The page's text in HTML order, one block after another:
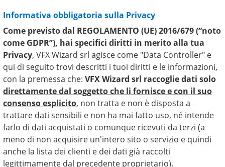
Informativa obbligatoria sulla Privacy
Come previsto dal REGOLAMENTO (UE) 2016/679 (“noto
come GDPR”), hai specifici diritti in merito alla tua
Privacy, VFX Wizard srl agisce come "Data Controller" e
qui di seguito trovi descritti i tuoi diritti e le informazioni,
con la premessa che:VFX Wizard srl raccoglie dati solo
direttamente dal soggetto che li fornisce e con il suo
consenso esplicito, non tratta e non è disposta a
trattare dati sensibili e non ha mai fatto uso, né intende
farlo di dati acquistati o comunque ricevuti da terzi (a
meno di non acquisire un'intero sito o servizio e quindi
anche la lista dei clienti e dei dati già raccolti
legittimamente dal precedente proprietario).